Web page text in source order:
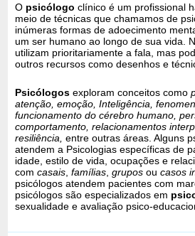
O psicólogo clínico é um profissional
meio de técnicas que chamamos de
inúmeras formas de adoecimento
um ser humano ao longo de sua vida.
utilizam prioritariamente a fala, mas
outros recursos como desenhos e
Psicólogos exploram conceitos como
atenção, emoção, Inteligência,
funcionamento do cérebro humano,
comportamento, relacionamentos
resiliência, entre outras áreas. Alguns
atendem a Psicologias específicas de
idade, estilo de vida, ocupações e
comcasais ,famílias ,grupos oucasos
psicólogos atendem pacientes com
psicólogos são especializados em
sexualidade e avaliação psico-